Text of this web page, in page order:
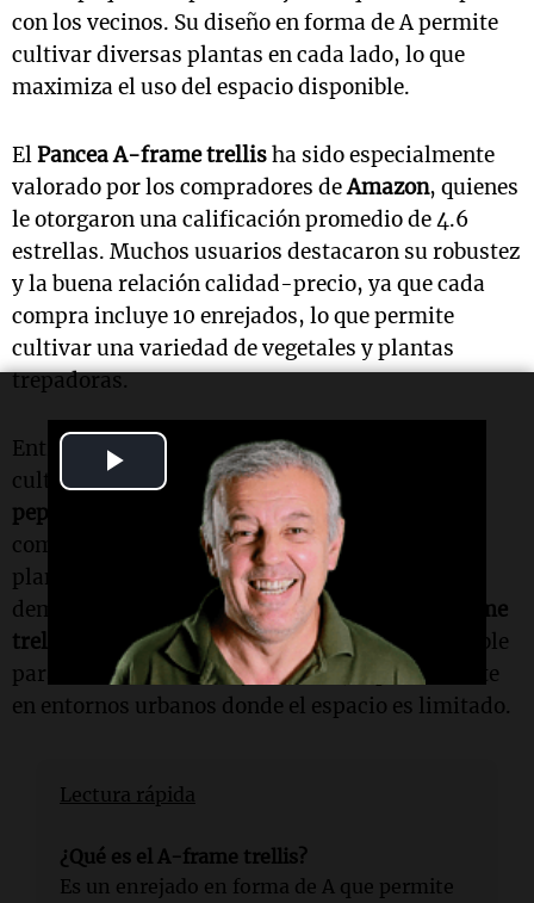
Video
con los vecinos. Su diseño en forma de A permite
cultivar diversas plantas en cada lado, lo que
maximiza el uso del espacio disponible.
ElPancea A-frame trellisha sido especialmente
valorado por los compradores deAmazon, quienes
le otorgaron una calificación promedio de 4.6
estrellas. Muchos usuarios destacaron su robustez
y la buena relación calidad-precio, ya que cada
compra incluye 10 enrejados, lo que permite
cultivar una variedad de vegetales y plantas
trepadoras.
Entre las plantas más populares que se han
cultivado con este enrejado se encuentran los
pepinos
tomatesenredaderas. Un cliente
comentó: "Este enrejado es perfecto para mis
plantas, se sostiene muy bien y no ocupa
demasiado espacio". La versatilidad del
A-frame
trellis
lo convierte en una herramienta invaluable
para los amantes de la jardinería, especialmente
en entornos urbanos donde el espacio es limitado.
Lectura rápida
¿Qué es el A-frame trellis?
Es un enrejado en forma de A que permite